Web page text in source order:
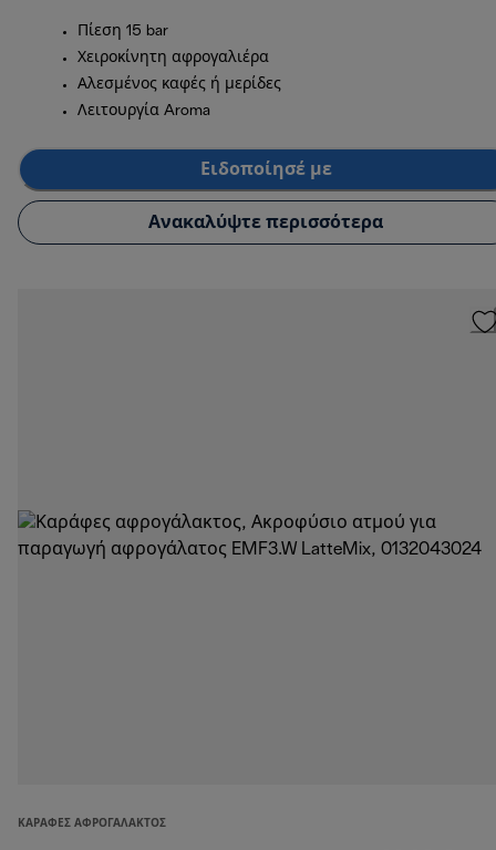
Πίεση 15 bar
Χειροκίνητη αφρογαλιέρα
Αλεσμένος καφές ή μερίδες
Λειτουργία Aroma
Ειδοποίησέ με
Ανακαλύψτε περισσότερα
ΚΑΡΆΦΕΣ ΑΦΡΟΓΆΛΑΚΤΟΣ